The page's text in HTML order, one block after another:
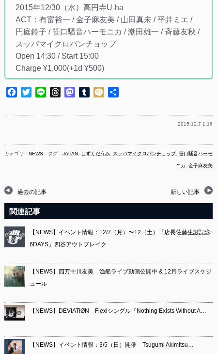
2015年12/30（水）高円寺U-ha
ACT：有富裕一 / 金子麻友美 / 山田真未 / 平井ミエ /
円庭鈴子 / 笹口騒音ハーモニカ / 潮田雄一 / 斉藤友秋 /
スッパマイクロパンチョップ
Open 14:30 / Start 15:00
Charge ¥1,000(+1d ¥500)
Facebook
TwitterLine ThreadsMastodon
Tumblr
Mixi
2015.12.7 1:16
カテゴリ：NEWS タグ：JAPAN しずくだうみ スッパマイクロパンチョップ,笹口騒音ハーモ
ニカ ,金子麻友美
過去の記事 新しい記事
関連記事
【NEWS】イベント情報：12/7（月）〜12（土）『店長佐藤生誕記念
6DAYS』四谷アウトブレイク
【NEWS】四万十川友美 漁船ライブ動画公開中 & 12月ライブスケジ
ュール
【NEWS】DEVIATIØN Flexiシングル『Nothing Exists Without A…
【NEWS】イベント情報：3/5（日）開催 Tsugumi Akimitsu…